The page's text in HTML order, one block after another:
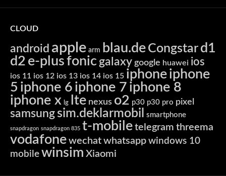
CLOUD
android apple arm blau.de Congstar d1
d2 e-plusfonic galaxy google huawei ios
ios 11 ios 12 ios 13 ios 14 ios 15 iphoneiphone
5 iphone 6 iphone 7 iphone 8
iphone x lg lte nexus o2 p30 p30 pro pixel
samsung sim.deklarmobil smartphone
snapdragon snapdragon 835 t-mobile telegram threema
vodafone wechat whatsapp windows 10
mobile winsim Xiaomi